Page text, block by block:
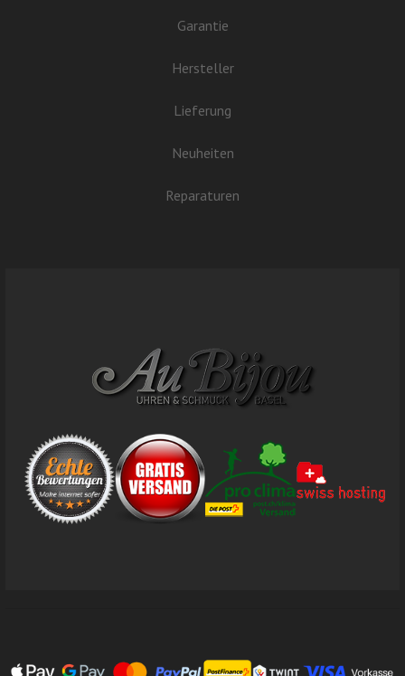
Garantie
Hersteller
Lieferung
Neuheiten
Reparaturen